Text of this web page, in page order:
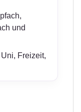
und
Freizeit,